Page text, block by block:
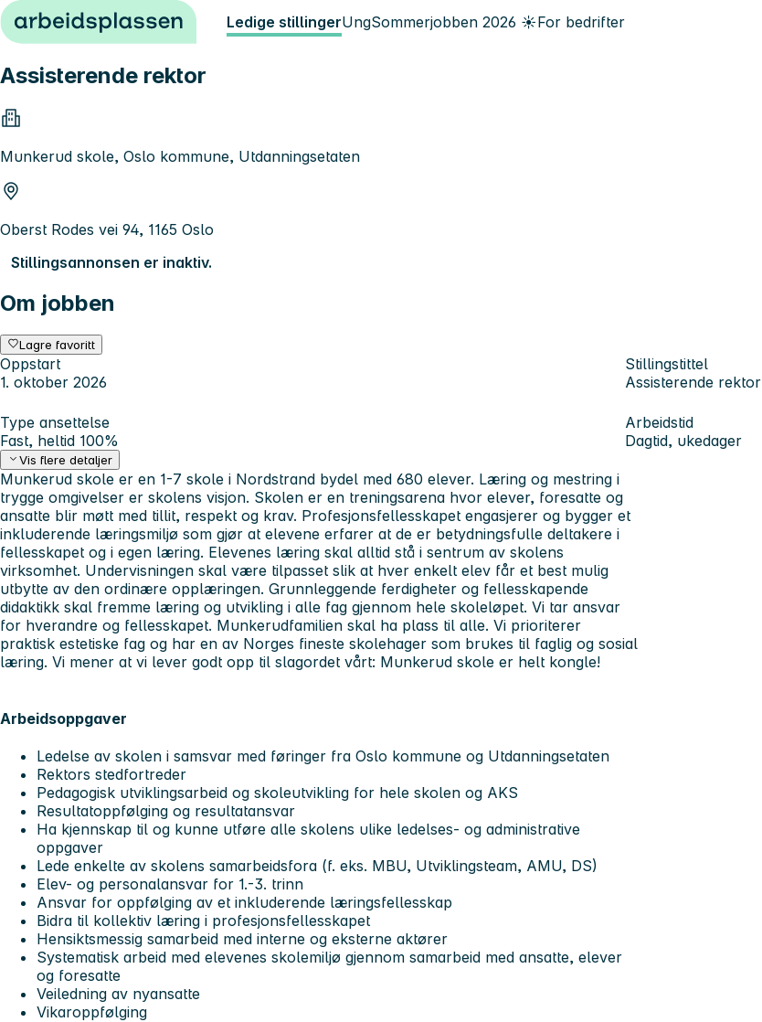
Hopp til innhold Ledige stillingerUngSommerjobben 2026 ☀️For bedrifter
Assisterende rektor
Munkerud skole, Oslo kommune, Utdanningsetaten
Oberst Rodes vei 94, 1165 Oslo
Stillingsannonsen er inaktiv.
Om jobben
Lagre favoritt
Oppstart
1. oktober 2026
Stillingstittel
Assisterende rektor
Type ansettelse
Fast, heltid 100%
Arbeidstid
Dagtid, ukedager
Vis flere detaljer
Munkerud skole er en 1-7 skole i Nordstrand bydel med 680 elever. Læring og mestring i
trygge omgivelser er skolens visjon. Skolen er en treningsarena hvor elever, foresatte og
ansatte blir møtt med tillit, respekt og krav. Profesjonsfellesskapet engasjerer og bygger et
inkluderende læringsmiljø som gjør at elevene erfarer at de er betydningsfulle deltakere i
fellesskapet og i egen læring. Elevenes læring skal alltid stå i sentrum av skolens
virksomhet. Undervisningen skal være tilpasset slik at hver enkelt elev får et best mulig
utbytte av den ordinære opplæringen. Grunnleggende ferdigheter og fellesskapende
didaktikk skal fremme læring og utvikling i alle fag gjennom hele skoleløpet. Vi tar ansvar
for hverandre og fellesskapet. Munkerudfamilien skal ha plass til alle. Vi prioriterer
praktisk estetiske fag og har en av Norges fineste skolehager som brukes til faglig og sosial
læring. Vi mener at vi lever godt opp til slagordet vårt: Munkerud skole er helt kongle!
Arbeidsoppgaver
Ledelse av skolen i samsvar med føringer fra Oslo kommune og Utdanningsetaten
Rektors stedfortreder
Pedagogisk utviklingsarbeid og skoleutvikling for hele skolen og AKS
Resultatoppfølging og resultatansvar
Ha kjennskap til og kunne utføre alle skolens ulike ledelses- og administrative
oppgaver
Lede enkelte av skolens samarbeidsfora (f. eks. MBU, Utviklingsteam, AMU, DS)
Elev- og personalansvar for 1.-3. trinn
Ansvar for oppfølging av et inkluderende læringsfellesskap
Bidra til kollektiv læring i profesjonsfellesskapet
Hensiktsmessig samarbeid med interne og eksterne aktører
Systematisk arbeid med elevenes skolemiljø gjennom samarbeid med ansatte, elever
og foresatte
Veiledning av nyansatte
Vikaroppfølging